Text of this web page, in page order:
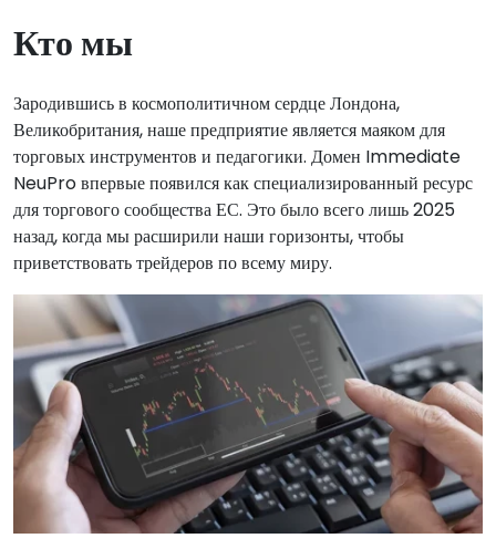
Кто мы
Зародившись в космополитичном сердце Лондона,
Великобритания, наше предприятие является маяком для
торговых инструментов и педагогики. Домен Immediate
NeuPro впервые появился как специализированный ресурс
для торгового сообщества ЕС. Это было всего лишь 2025
назад, когда мы расширили наши горизонты, чтобы
приветствовать трейдеров по всему миру.